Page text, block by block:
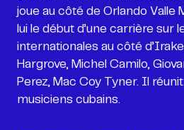
joue au côté de Orlando Valle
lui le début d’une carrière sur
internationales au côté
Hargrove, Michel Camilo,
Perez, Mac Coy Tyner. Il
musiciens cubains.